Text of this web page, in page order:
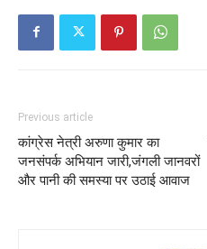
Previous article
कांग्रेस नेत्री अरुणा कुमार का
जनसंपर्क अभियान जारी,जंगली जानवरों
और पानी की समस्या पर उठाई आवाज